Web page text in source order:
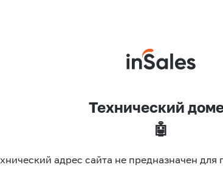
Технический
🤖
адрес сайта не предназначен